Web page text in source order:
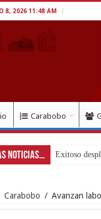
8, 2026 11:48 AM
Carabobo
Noticias...
Carabobo / Avanzan